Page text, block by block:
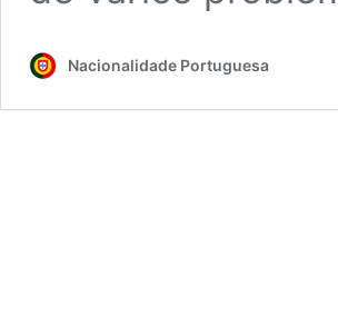
Nacionalidade Portuguesa